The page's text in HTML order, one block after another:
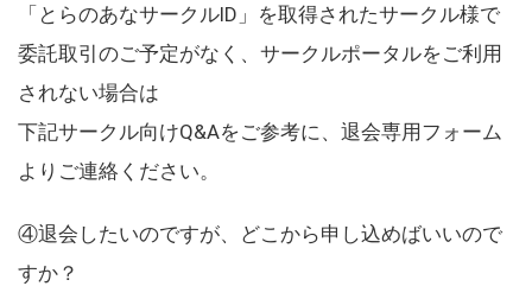
「とらのあなサークルID」を取得されたサークル様で
委託取引のご予定がなく、サークルポータルをご利用
されない場合は
下記サークル向けQ&Aをご参考に、退会専用フォーム
よりご連絡ください。
④退会したいのですが、どこから申し込めばいいので
すか？